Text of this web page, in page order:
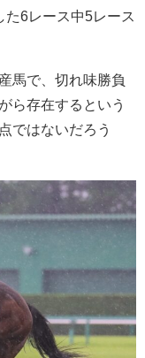
6レース中5レース
馬で、切れ味勝負
ら存在するという
ではないだろう